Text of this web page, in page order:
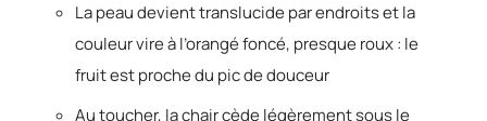
La peau devient translucide par endroits et la
couleur vire à l’orangé foncé, presque roux : le
fruit est proche du pic de douceur
Au toucher, la chair cède légèrement sous le